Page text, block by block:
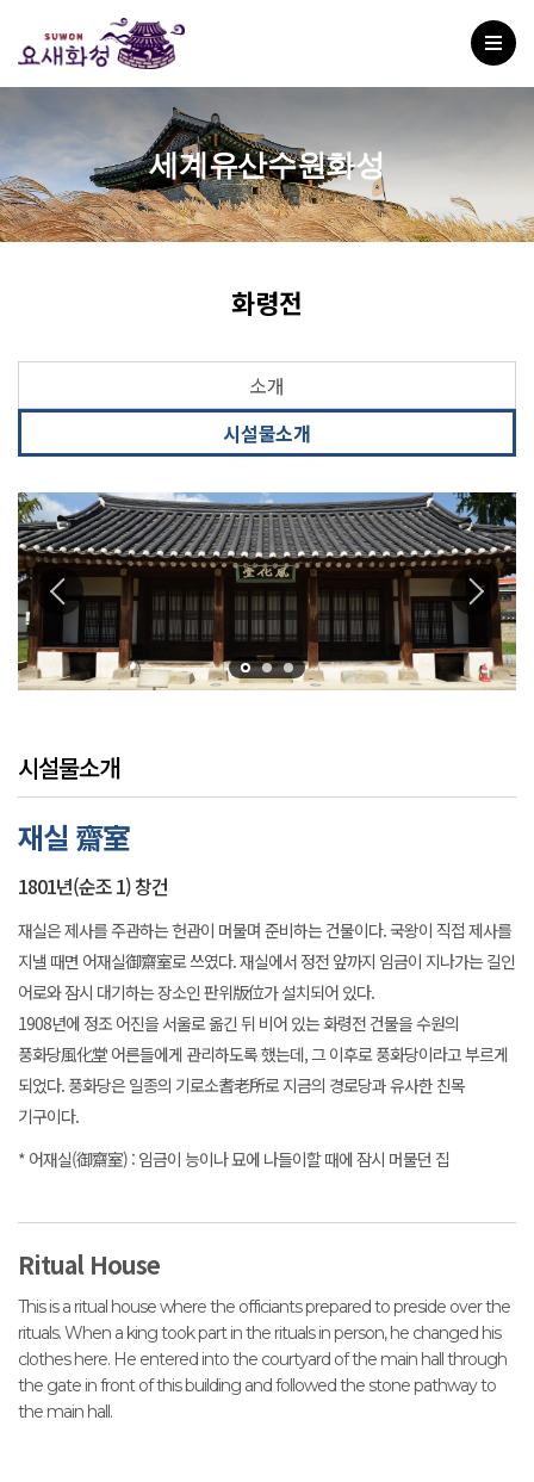
세계유산수원화성
화령전
소개
시설물소개
시설물소개
재실 齋室
1801년(순조 1) 창건
재실은 제사를 주관하는 헌관이 머물며 준비하는 건물이다. 국왕이 직접 제사를
지낼 때면 어재실御齋室로 쓰였다. 재실에서 정전 앞까지 임금이 지나가는 길인
어로와 잠시 대기하는 장소인 판위版位가 설치되어 있다.
1908년에 정조 어진을 서울로 옮긴 뒤 비어 있는 화령전 건물을 수원의
풍화당風化堂 어른들에게 관리하도록 했는데, 그 이후로 풍화당이라고 부르게
되었다. 풍화당은 일종의 기로소耆老所로 지금의 경로당과 유사한 친목
기구이다.
* 어재실(御齋室) : 임금이 능이나 묘에 나들이할 때에 잠시 머물던 집
Ritual House
This is a ritual house where the officiants prepared to preside over the
rituals. When a king took part in the rituals in person, he changed his
clothes here. He entered into the courtyard of the main hall through
the gate in front of this building and followed the stone pathway to
the main hall.